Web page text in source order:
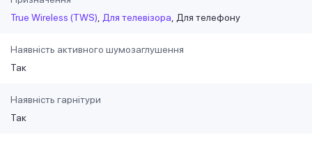
True Wireless (TWS)
Для телевізора Для телефону
Наявність активного шумозаглушення
Так
Наявність гарнітури
Так